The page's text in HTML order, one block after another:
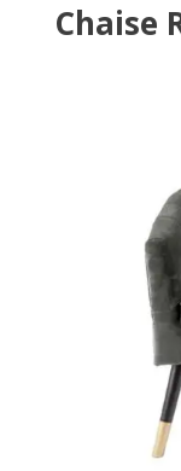
Chaise